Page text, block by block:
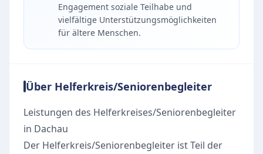
Engagement soziale Teilhabe und
vielfältige Unterstützungsmöglichkeiten
für ältere Menschen.
Über Helferkreis/Seniorenbegleiter
Leistungen des Helferkreises/Seniorenbegleiter
in Dachau
Der Helferkreis/Seniorenbegleiter ist Teil der